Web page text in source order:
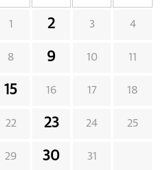
1 2 3 4
8 9 10 11
15 16 17 18
22 23 24 25
29 30 31